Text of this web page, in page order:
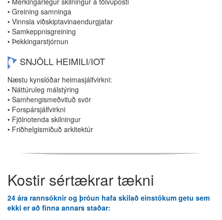
• Greining samninga
• Vinnsla viðskiptavinaendurgjafar
• Samkeppnisgreining
• Þekkingarstjórnun
SNJÖLL HEIMILI/IOT
Næstu kynslóðar heimasjálfvirkni:
• Náttúruleg málstýring
• Samhengismeðvituð svör
• Forspársjálfvirkni
• Fjölnotenda skilningur
• Friðhelgismiðuð arkitektúr
Kostir sértækrar tækni
24 ára rannsóknir og þróun hafa skilað einstökum getu sem
ekki er að finna annars staðar: